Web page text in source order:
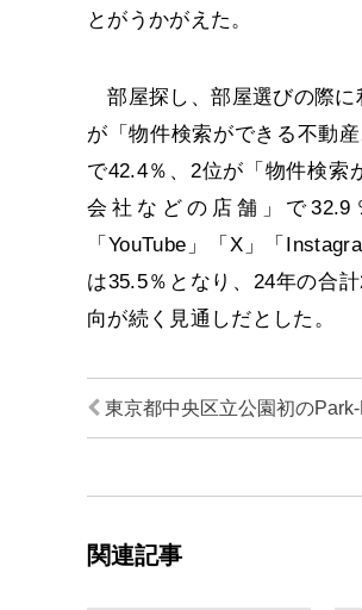
とがうかがえた。
部屋探し、部屋選びの際に
が「物件検索ができる不動
で42.4％、2位が「物件検索
会社などの店舗」で
「YouTube」「X」「
は35.5％となり、24年の合
向が続く見通しだとした。
東京都中央区立公園初の
関連記事